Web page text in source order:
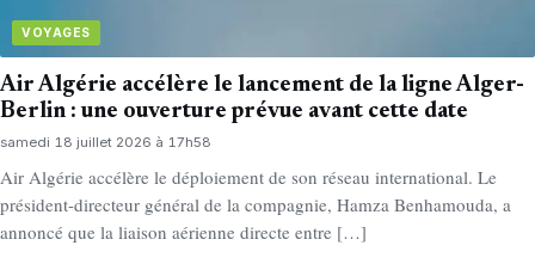
VOYAGES
Air Algérie accélère le lancement de la ligne Alger-
Berlin : une ouverture prévue avant cette date
samedi 18 juillet 2026 à 17h58
Air Algérie accélère le déploiement de son réseau international. Le
président-directeur général de la compagnie, Hamza Benhamouda, a
annoncé que la liaison aérienne directe entre […]